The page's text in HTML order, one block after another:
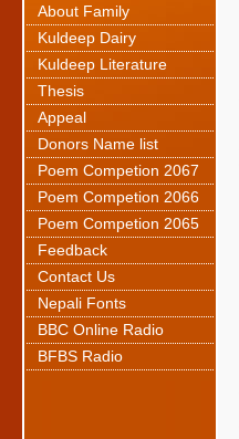
About Family
Kuldeep Dairy
Kuldeep Literature
Thesis
Appeal
Donors Name list
Poem Competion 2067
Poem Competion 2066
Poem Competion 2065
Feedback
Contact Us
Nepali Fonts
BBC Online Radio
BFBS Radio